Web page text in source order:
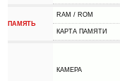
ПАМЯТЬ
RAM / ROM
КАРТА ПАМЯТИ
КАМЕРА